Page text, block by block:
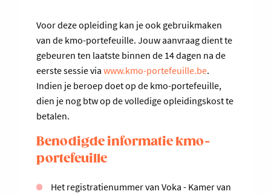
Voor deze opleiding kan je ook gebruikmaken
van de kmo-portefeuille. Jouw aanvraag dient te
gebeuren ten laatste binnen de 14 dagen na de
eerste sessie via www.kmo-portefeuille.be.
Indien je beroep doet op de kmo-portefeuille,
dien je nog btw op de volledige opleidingskost te
betalen.
Benodigde informatie kmo-
portefeuille
Het registratienummer van Voka - Kamer van